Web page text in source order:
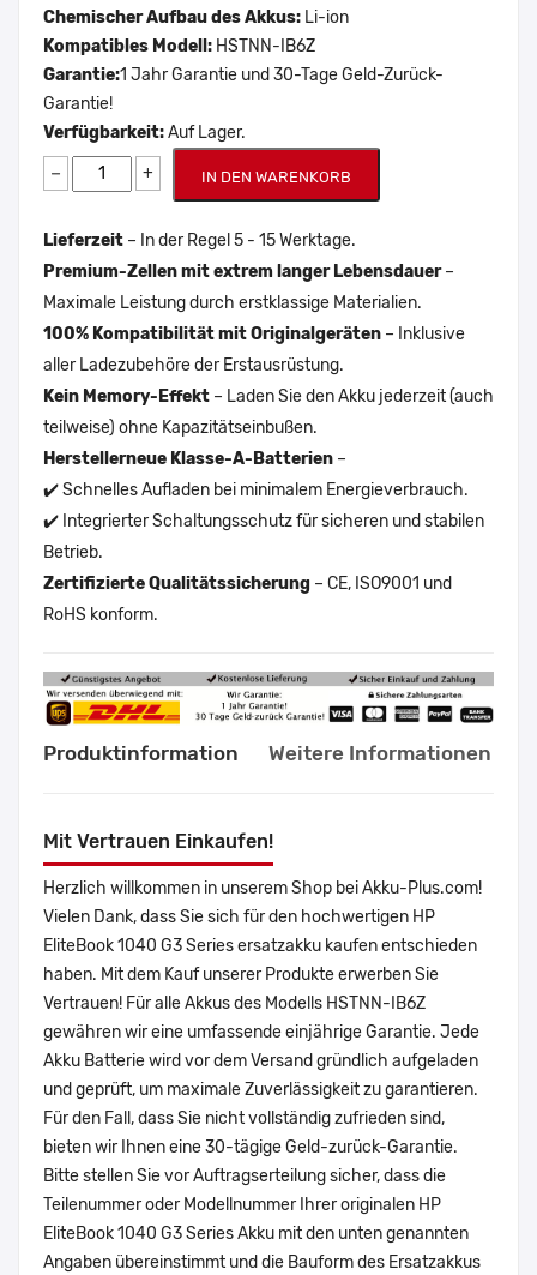
Chemischer Aufbau des Akkus: Li-ion
Kompatibles Modell: HSTNN-IB6Z
Garantie:1 Jahr Garantie und 30-Tage Geld-Zurück-
Garantie!
Verfügbarkeit:Auf Lager.
− + IN DEN WARENKORB
Lieferzeit – In der Regel 5 - 15 Werktage.
Premium-Zellen mit extrem langer Lebensdauer–
Maximale Leistung durch erstklassige Materialien.
100% Kompatibilität mit Originalgeräten – Inklusive
aller Ladezubehöre der Erstausrüstung.
Kein Memory-Effekt – Laden Sie den Akku jederzeit (auch
teilweise) ohne Kapazitätseinbußen.
Herstellerneue Klasse-A-Batterien –
✔️ Schnelles Aufladen bei minimalem Energieverbrauch.
✔️ Integrierter Schaltungsschutz für sicheren und stabilen
Betrieb.
Zertifizierte Qualitätssicherung – CE, ISO9001 und
RoHS konform.
Produktinformation Weitere Informationen
Mit Vertrauen Einkaufen!
Herzlich willkommen in unserem Shop bei Akku-Plus.com!
Vielen Dank, dass Sie sich für den hochwertigen HP
EliteBook 1040 G3 Series ersatzakku kaufen entschieden
haben. Mit dem Kauf unserer Produkte erwerben Sie
Vertrauen! Für alle Akkus des Modells HSTNN-IB6Z
gewähren wir eine umfassende einjährige Garantie. Jede
Akku Batterie wird vor dem Versand gründlich aufgeladen
und geprüft, um maximale Zuverlässigkeit zu garantieren.
Für den Fall, dass Sie nicht vollständig zufrieden sind,
bieten wir Ihnen eine 30-tägige Geld-zurück-Garantie.
Bitte stellen Sie vor Auftragserteilung sicher, dass die
Teilenummer oder Modellnummer Ihrer originalen HP
EliteBook 1040 G3 Series Akku mit den unten genannten
Angaben übereinstimmt und die Bauform des Ersatzakkus